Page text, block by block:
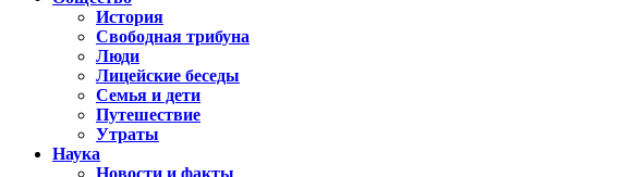
История
Свободная трибуна
Люди
Лицейские беседы
Семья и дети
Путешествие
Утраты
Наука
Новости и факты